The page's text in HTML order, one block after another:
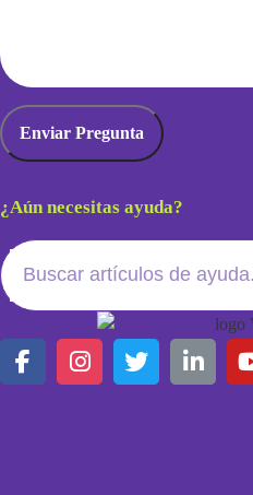
¿Aún necesitas ayuda?
Search
for: